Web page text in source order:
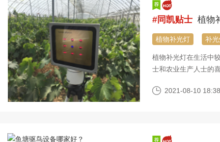
#同凯贴士 植物
植物补光灯 补
植物补光灯在生活中
士和农业生产人士的
2021-08-10